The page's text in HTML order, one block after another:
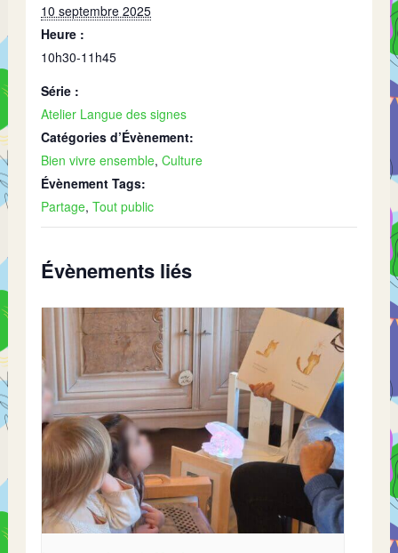
10 septembre 2025
Heure :
10h30-11h45
Série :
Atelier Langue des signes
Catégories d’Évènement:
Bien vivre ensemble,Culture
Évènement Tags:
Partage,Tout public
Évènements liés